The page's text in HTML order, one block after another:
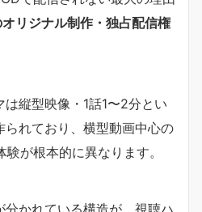
リジナル制作・独占配信権
縦型映像・1話1〜2分とい
られており、横型動画中心の
が根本的に異なります。
かれている構造が、視聴ハ